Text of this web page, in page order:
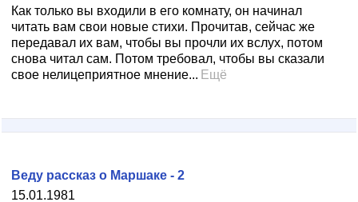
Как только вы входили в его комнату, он начинал
читать вам свои новые стихи. Прочитав, сейчас же
передавал их вам, чтобы вы прочли их вслух, потом
снова читал сам. Потом требовал, чтобы вы сказали
свое нелицеприятное мнение... Ещё
15.01.1981
Веду рассказ о Маршаке - 2